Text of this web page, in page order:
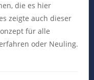
die es hier
zeigte auch dieser
für alle
oder Neuling.